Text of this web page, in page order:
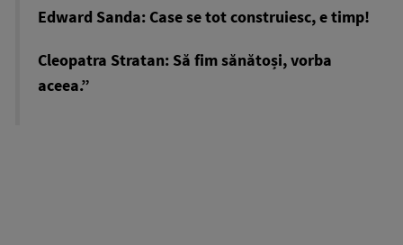
Edward Sanda: Case se tot construiesc, e timp!
Cleopatra Stratan: Să fim sănătoși, vorba
aceea.”